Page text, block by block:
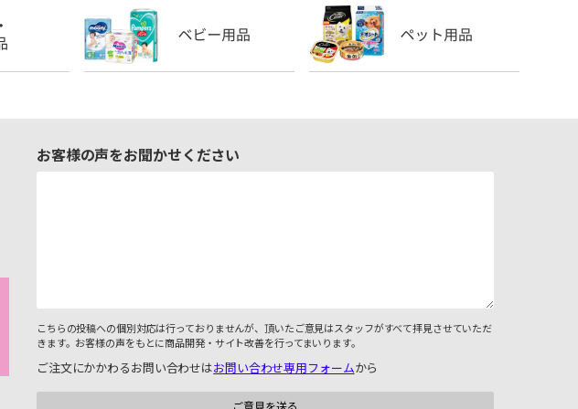
お客様の声をお聞かせください
こちらの投稿への個別対応は行っておりませんが、頂いたご意見はスタッフがすべて拝見させていただ
きます。お客様の声をもとに商品開発・サイト改善を行ってまいります。
ご注文にかかわるお問い合わせはお問い合わせ専用フォームから